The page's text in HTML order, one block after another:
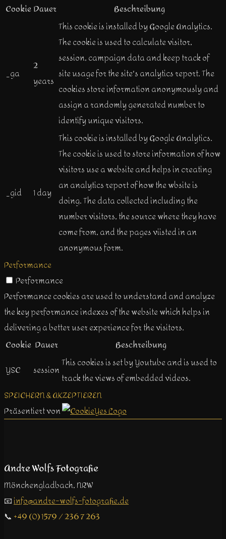
CookieDauer Beschreibung
_ga
2
years
This cookie is installed by Google Analytics.
The cookie is used to calculate visitor,
session, campaign data and keep track of
site usage for the site's analytics report. The
cookies store information anonymously and
assign a randomly generated number to
identify unique visitors.
_gid 1 day
This cookie is installed by Google Analytics.
The cookie is used to store information of how
visitors use a website and helps in creating
an analytics report of how the wbsite is
doing. The data collected including the
number visitors, the source where they have
come from, and the pages viisted in an
anonymous form.
Performance
Performance
Performance cookies are used to understand and analyze
the key performance indexes of the website which helps in
delivering a better user experience for the visitors.
Cookie Dauer
Beschreibung
YSC
sessionThis cookies is set by Youtube and is used to
track the views of embedded videos.
SPEICHERN & AKZEPTIEREN
Präsentiert von
Andre Wolfs Fotografie
Mönchengladbach, NRW
📧info@andre-wolfs-fotografie.de
📞+49 (0) 1579 / 236 7 263